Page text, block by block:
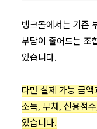
뱅크몰에서는 기존
부담이 줄어드는 조
있습니다.
다만 실제 가능 금
소득, 부채, 신용점
있습니다.